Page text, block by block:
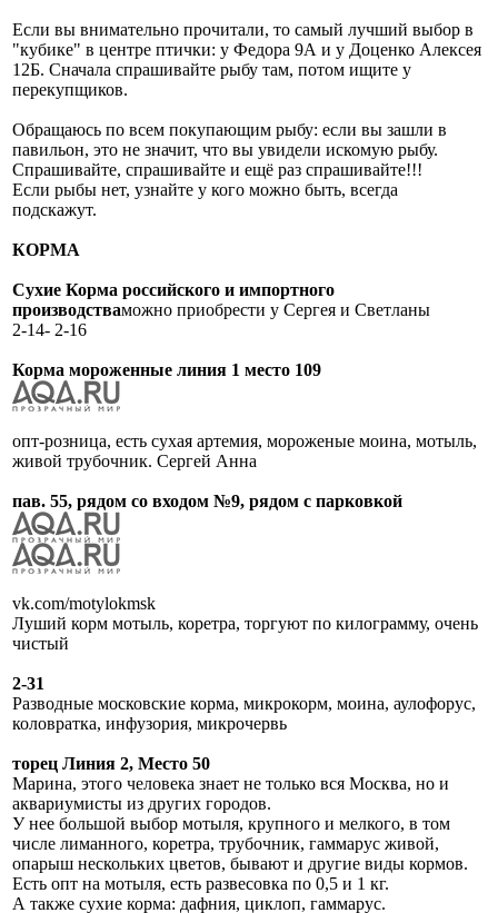
Если вы внимательно прочитали, то самый лучший выбор в
"кубике" в центре птички: у Федора 9А и у Доценко Алексея
12Б. Сначала спрашивайте рыбу там, потом ищите у
перекупщиков.
Обращаюсь по всем покупающим рыбу: если вы зашли в
павильон, это не значит, что вы увидели искомую рыбу.
Спрашивайте, спрашивайте и ещё раз спрашивайте!!!
Если рыбы нет, узнайте у кого можно быть, всегда
подскажут.
КОРМА
Сухие Корма российского и импортного
производстваможно приобрести у Сергея и Светланы
2-14- 2-16
Корма мороженные линия 1 место 109
опт-розница, есть сухая артемия, мороженые моина, мотыль,
живой трубочник. Сергей Анна
пав. 55, рядом со входом №9, рядом с парковкой
vk.com/motylokmsk
Луший корм мотыль, коретра, торгуют по килограмму, очень
чистый
2-31
Разводные московские корма, микрокорм, моина, аулофорус,
коловратка, инфузория, микрочервь
торец Линия 2, Место 50
Марина, этого человека знает не только вся Москва, но и
аквариумисты из других городов.
У нее большой выбор мотыля, крупного и мелкого, в том
числе лиманного, коретра, трубочник, гаммарус живой,
опарыш нескольких цветов, бывают и другие виды кормов.
Есть опт на мотыля, есть развесовка по 0,5 и 1 кг.
А также сухие корма: дафния, циклоп, гаммарус.